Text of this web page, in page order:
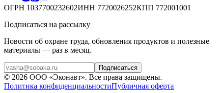
ОГРН 1037700232602ИНН 7720026252КПП 772001001
Подписаться на рассылку
Новости об охране труда, обновления продуктов и полезные
материалы — раз в месяц.
Подписаться
© 2026 ООО «Эконавт». Все права защищены.
Политика конфиденциальностиПубличная оферта